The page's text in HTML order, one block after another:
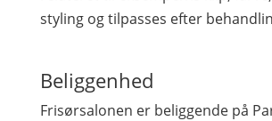
styling og tilpasses efter
Beliggenhed
Frisørsalonen er beliggende på